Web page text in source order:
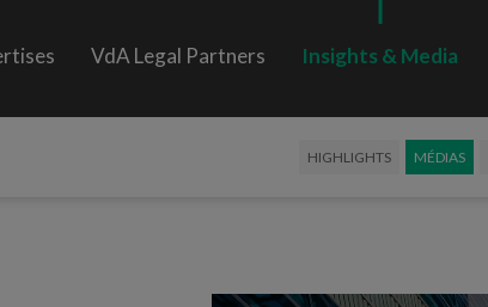
VdA Legal Partners Insights & Media
HIGHLIGHTS MÉDIAS